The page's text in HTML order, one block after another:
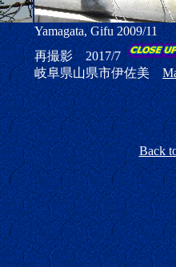
Yamagata, Gifu 2009/11
再撮影 2017/7
岐阜県山県市伊佐美
Back